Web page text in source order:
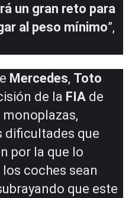
un gran reto para
al peso mínimo”,
Mercedes, Toto
de la FIA de
dificultades que
por la que lo
coches sean
que este